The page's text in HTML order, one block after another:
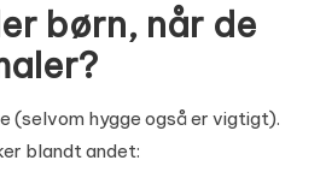
børn, når de
(selvom hygge også er vigtigt).
blandt andet: